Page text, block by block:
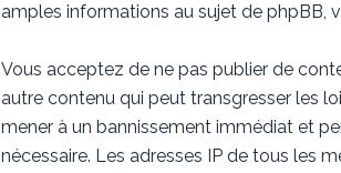
amples informations au sujet de phpBB,
Vous acceptez de ne pas publier de
autre contenu qui peut transgresser les
mener à un bannissement immédiat et
nécessaire. Les adresses IP de tous les